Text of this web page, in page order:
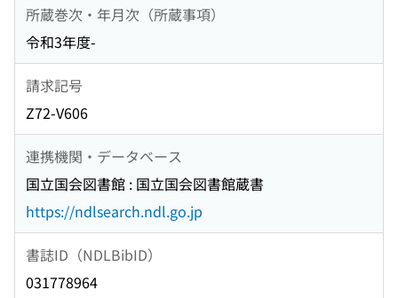
所蔵巻次・年月次（所蔵事項）
令和3年度-
請求記号
Z72-V606
連携機関・データベース
国立国会図書館 : 国立国会図書館蔵書
https://ndlsearch.ndl.go.jp
書誌ID（NDLBibID）
031778964